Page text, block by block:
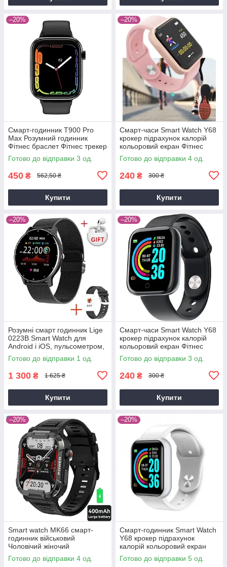
–20%
Смарт-годинник T900 Pro
Max Розумний годинник
Фітнес браслет Фітнес трекер
Готово до відправки 3 од.
450 ₴ 562,50 ₴
Купити
–20%
Смарт-часи Smart Watch Y68
крокер підрахунок калорій
кольоровий екран Фітнес
браслет пульсометр
тонометр
Готово до відправки 4 од.
240 ₴ 300 ₴
Купити
–20%
Розумні смарт годинник Lige
0223B Smart Watch для
Android і iOS, пульсометром,
тонометром, крокоміром
Готово до відправки 1 од.
1 300 ₴ 1 625 ₴
Купити
–20%
Смарт-часи Smart Watch Y68
крокер підрахунок калорій
кольоровий екран Фітнес
браслет пульсометр
тонометр
Готово до відправки 3 од.
240 ₴ 300 ₴
Купити
–20%
Smart watch MK66 смарт-
годинник військовий
Чоловічий жіночий
найкращий Smartwatch 8
розумний Смартгодинник
Готово до відправки 4 од.
–20%
Смарт-годинник Smart Watch
Y68 крокер підрахунок
калорій кольоровий екран
Фітнес браслет пульсометр
тонометр
Готово до відправки 5 од.